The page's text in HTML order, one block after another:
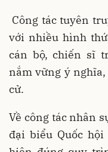
Công tác tuyên
với nhiều hình
cán bộ, chiến sĩ
nắm vững ý
cử.
Về công tác nhân
đại biểu Quốc